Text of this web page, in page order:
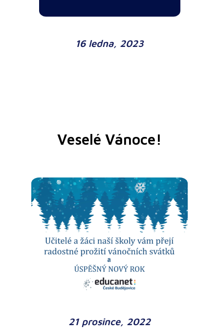
16 ledna, 2023
Veselé Vánoce!
21 prosince, 2022